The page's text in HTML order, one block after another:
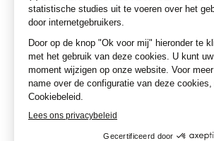
agentschappen
zijn wij?
contact met ons
Bergerat Monnoyeur-filiaal
Verhuur
aanbiedingen
Korte termijn verhuur
Lange termijn verhuur